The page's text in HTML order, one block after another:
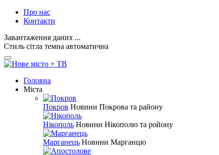
Про нас
Контакти
Завантаження даних ...
Стиль сітла темна автоматична
Головна
Міста
Покров Новини Покрова та району
Нікополь Новини Нікополю та ройону
Марганець Новини Марганцю